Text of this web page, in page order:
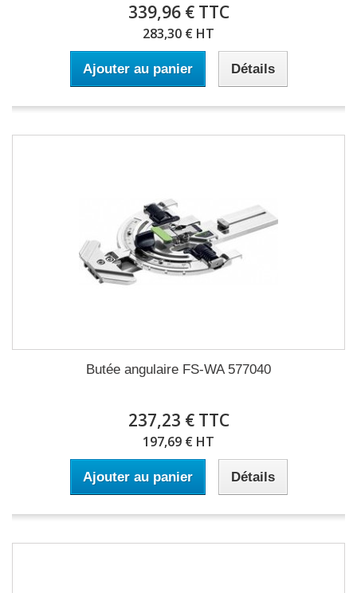
339,96 € TTC
283,30 € HT
Ajouter au panier Détails
Butée angulaire FS-WA 577040
237,23 € TTC
197,69 € HT
Ajouter au panier Détails